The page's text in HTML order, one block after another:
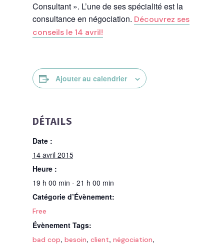
Consultant ». L’une de ses spécialité est la
consultance en négociation. Découvrez ses
conseils le 14 avril!
Ajouter au calendrier
DÉTAILS
Date :
14 avril 2015
Heure :
19 h 00 min - 21 h 00 min
Catégorie d’Évènement:
Free
Évènement Tags:
bad cop, besoin, client, négociation,